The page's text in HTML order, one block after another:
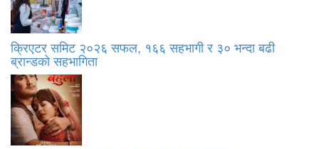
क्रिएटर समिट २०२६ सफल, १६६ सहभागी र ३० भन्दा बढी
ब्रान्डको सहभागिता